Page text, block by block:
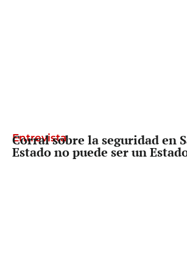
Entrevista
Corral sobre la seguridad en
Estado no puede ser un